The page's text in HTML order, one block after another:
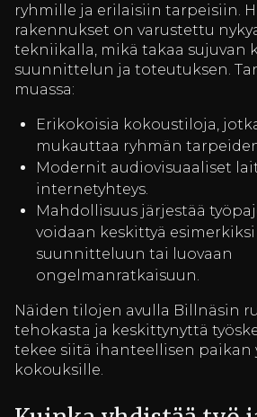
ryhmille ja erilaisiin tarpeisiin.
rakennukset on varustettu
tekniikalla, mikä takaa sujuvan
suunnittelun ja toteutuksen.
muassa:
Erikokoisia kokoustiloja,
mukauttaa ryhmän
Modernit audiovisuaaliset
internetyhteys.
Mahdollisuus järjestää
voidaan keskittyä
suunnitteluun tai luovaan
ongelmanratkaisuun.
Näiden tilojen avulla Billnäsin
tehokasta ja keskittynyttä
tekee siitä ihanteellisen paikan
kokouksille.